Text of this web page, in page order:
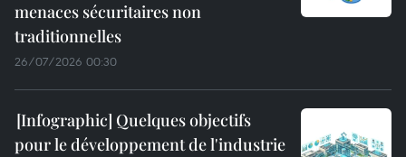
menaces sécuritaires non
traditionnelles
26/07/2026 00:30
Quelques objectifs
pour le développement de l'industrie